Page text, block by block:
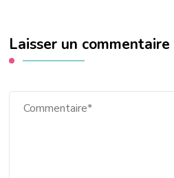
Laisser un commentaire